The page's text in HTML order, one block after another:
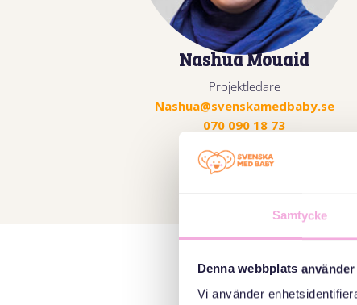
Samtycke
Denna webbplats
Vi använder
Nashua Mouaid
Projektledare
Nashua@svenskamedbaby.se
070 090 18 73